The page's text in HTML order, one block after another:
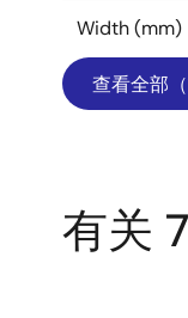
Width (mm)
查看全部（
有关